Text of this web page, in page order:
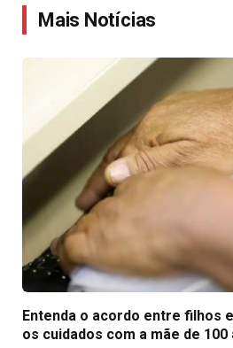
Mais Notícias
Entenda o acordo entre filhos
os cuidados com a mãe de 100